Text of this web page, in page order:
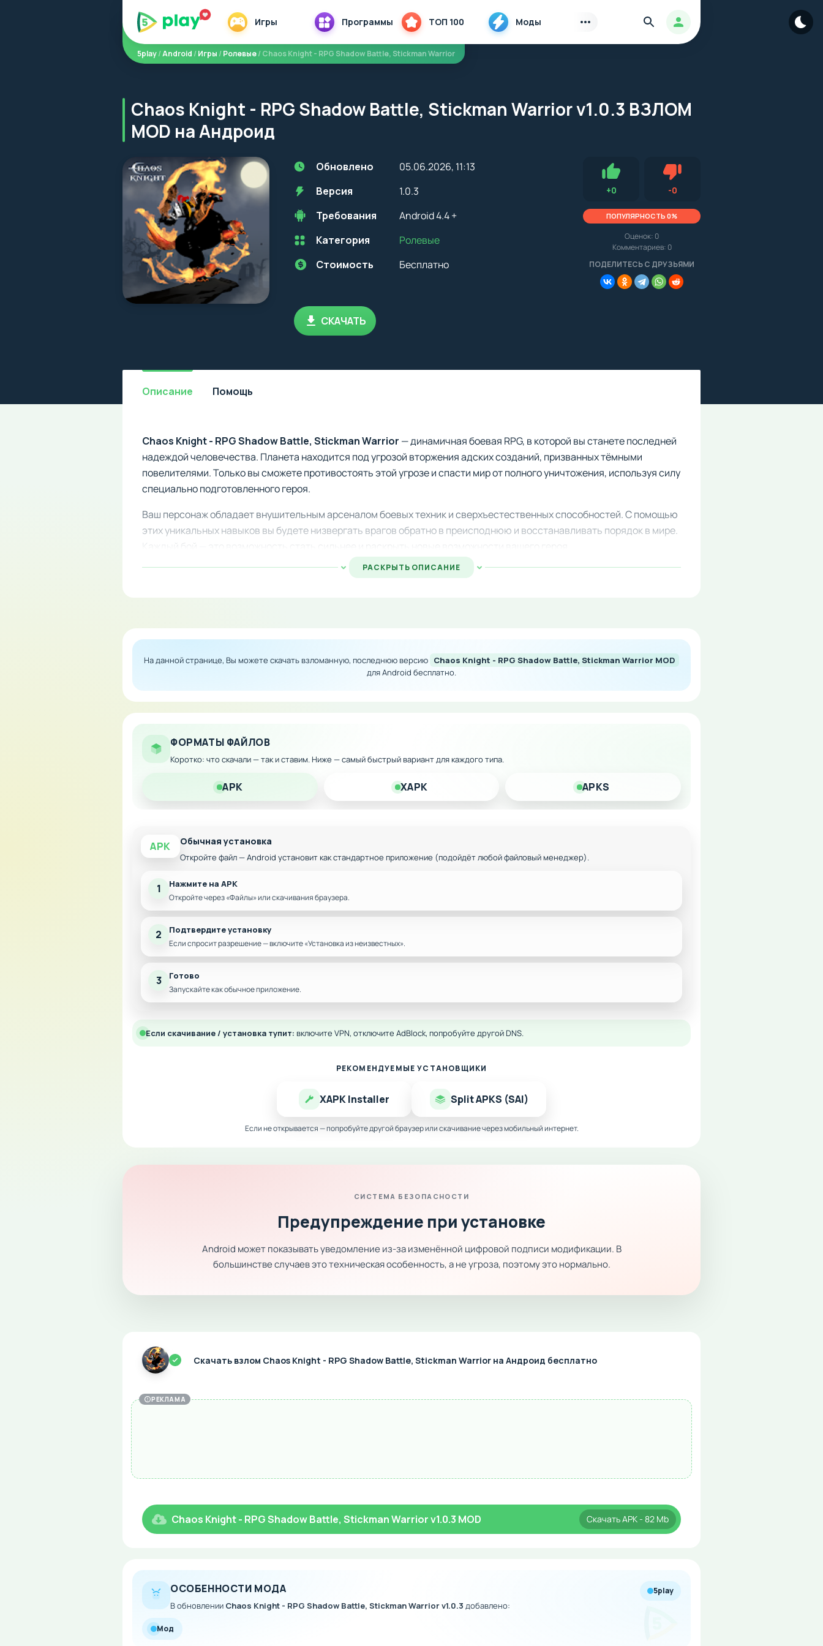
Игры Программы ТОП 100 Моды Авторизация
Найти
5play/Android /Игры /Ролевые/ Chaos Knight - RPG Shadow Battle, Stickman Warrior
Chaos Knight - RPG Shadow Battle, Stickman Warrior v1.0.3 ВЗЛОМ
MOD на Андроид
Обновлено
05.06.2026, 11:13
Версия
1.0.3
Требования
Android 4.4 +
Перед установкой приложения на устройство с Android, стоит
учитывать версию OS. Мы всегда указываем минимальные
Категория
Ролевые
Стоимость
Бесплатно
+0Нравится -0Не нравится (0.0, 0, 16248)
ПОПУЛЯРНОСТЬ 0%
Оценок: 0
Комментариев: 0
СКАЧАТЬ
Описание Помощь
Chaos Knight - RPG Shadow Battle, Stickman Warrior — динамичная боевая RPG, в которой вы станете последней
надеждой человечества. Планета находится под угрозой вторжения адских созданий, призванных тёмными
повелителями. Только вы сможете противостоять этой угрозе и спасти мир от полного уничтожения, используя силу
специально подготовленного героя.
Ваш персонаж обладает внушительным арсеналом боевых техник и сверхъестественных способностей. С помощью
этих уникальных навыков вы будете низвергать врагов обратно в преисподнюю и восстанавливать порядок в мире.
Особенности мода:
Развитая система магии и специальных умений
Захватывающий сюжет о войне света и тьмы
Скачайте модифицированную версию на Андроид и начните эпическое приключение по спасению человечества
РАСКРЫТЬ ОПИСАНИЕ
На данной странице, Вы можете скачать взломанную, последнюю версию Chaos Knight - RPG Shadow Battle, Stickman Warrior MOD
для Android бесплатно.
ФОРМАТЫ ФАЙЛОВ
Коротко: что скачали — так и ставим. Ниже — самый быстрый вариант для каждого типа.
APK XAPK APKS
APK Обычная установка
Откройте файл — Android установит как стандартное приложение (подойдёт любой файловый менеджер).
1 Нажмите на APK
Откройте через «Файлы» или скачивания браузера.
2 Подтвердите установку
Если спросит разрешение — включите «Установка из неизвестных».
3 Готово
Запускайте как обычное приложение.
Если скачивание / установка тупит: включите VPN, отключите AdBlock, попробуйте другой DNS.
РЕКОМЕНДУЕМЫЕ УСТАНОВЩИКИ
XAPK Installer Split APKS (SAI)
Если не открывается — попробуйте другой браузер или скачивание через мобильный интернет.
СИСТЕМА БЕЗОПАСНОСТИ
Предупреждение при установке
Android может показывать уведомление из-за изменённой цифровой подписи модификации. В
большинстве случаев это техническая особенность, а не угроза, поэтому это нормально.
Скачать взлом Chaos Knight - RPG Shadow Battle, Stickman Warrior на Андроид бесплатно
РЕКЛАМА
Chaos Knight - RPG Shadow Battle, Stickman Warrior v1.0.3 MOD СкачатьAPK- 82 Mb
ОСОБЕННОСТИ МОДА
В обновлении Chaos Knight - RPG Shadow Battle, Stickman Warrior v1.0.3 добавлено:
5play
Мод